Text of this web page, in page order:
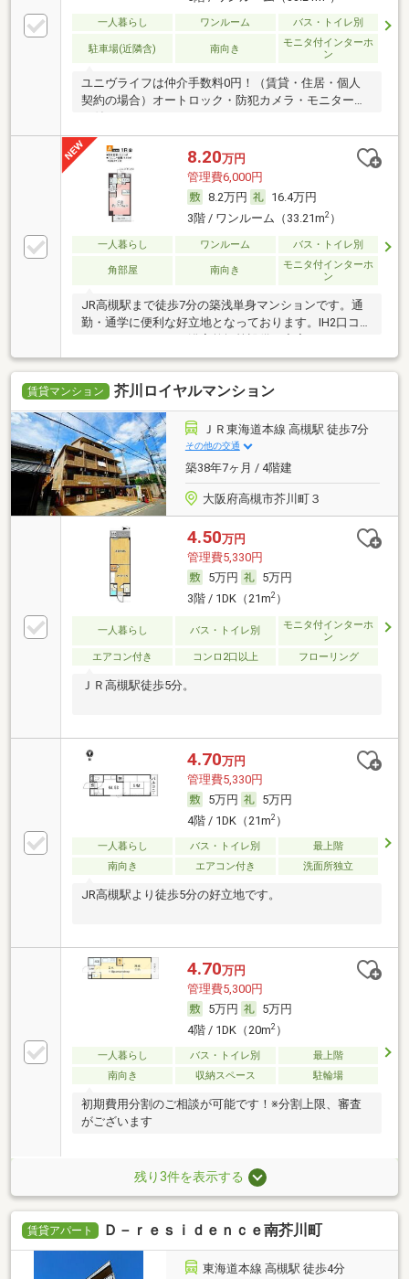
一人暮らし ワンルーム バス・トイレ別
駐車場(近隣含) 南向き
モニタ付インターホ
ン
ユニヴライフは仲介手数料0円！（賃貸・住居・個人
契約の場合）オートロック・防犯カメラ・モニターホ
8.20万円
管理費6,000円
8.2万円
16.4万円
3階 / ワンルーム（33.21m2）
一人暮らし ワンルーム バス・トイレ別
角部屋 南向き
モニタ付インターホ
ン
JR高槻駅まで徒歩7分の築浅単身マンションです。通
勤・通学に便利な好立地となっております。IH2口コン
ロやオートロック、浴室乾燥等設備も充実しておりま
す。
賃貸マンション 芥川ロイヤルマンション
ＪＲ東海道本線 高槻駅 徒歩7分
その他の交通
築38年7ヶ月 / 4階建
大阪府高槻市芥川町３
4.50万円
管理費5,330円
5万円
5万円
3階 / 1DK（21m2）
一人暮らし バス・トイレ別
モニタ付インターホ
ン
エアコン付き
コンロ2口以上 フローリング
ＪＲ高槻駅徒歩5分。
4.70万円
管理費5,330円
5万円
5万円
4階 / 1DK（21m2）
一人暮らし バス・トイレ別
最上階
南向き
エアコン付き 洗面所独立
JR高槻駅より徒歩5分の好立地です。
4.70万円
管理費5,300円
5万円
5万円
4階 / 1DK（20m2）
一人暮らし バス・トイレ別
最上階
南向き
収納スペース 駐輪場
初期費用分割のご相談が可能です！※分割上限、審査
がございます
残り3件を表示する
賃貸アパート Ｄ－ｒｅｓｉｄｅｎｃｅ南芥川町
東海道本線 高槻駅 徒歩4分